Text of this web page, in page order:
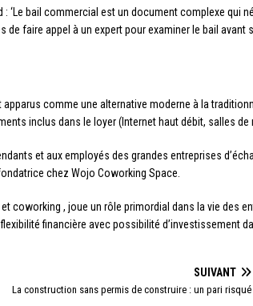
‘Le bail commercial est un document complexe qui
faire appel à un expert pour examiner le bail avant
comme une alternative moderne à la
inclus dans le loyer (Internet haut débit, salles de
et aux employés des grandes entreprises
chez Wojo Coworking Space.
coworking , joue un rôle primordial dans la vie des
financière avec possibilité d’investissement
SUIVANT
La construction sans permis de construire : un pari risqué